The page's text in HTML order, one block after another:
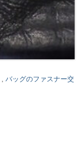
バッグのファスナー交